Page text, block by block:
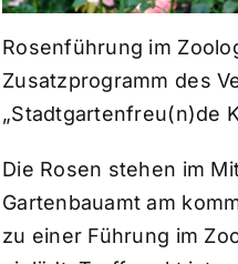
Rosenführung im
Zusatzprogramm des
„Stadtgartenfreu(n)de
Die Rosen stehen im
Gartenbauamt am
zu einer Führung im